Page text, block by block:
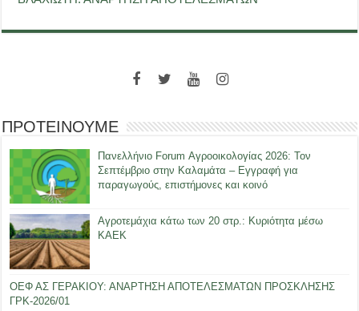
ΠΡΟΤΕΙΝΟΥΜΕ
Πανελλήνιο Forum Αγροοικολογίας 2026: Τον
Σεπτέμβριο στην Καλαμάτα – Εγγραφή για
παραγωγούς, επιστήμονες και κοινό
Αγροτεμάχια κάτω των 20 στρ.: Κυριότητα μέσω
ΚΑΕΚ
ΟΕΦ ΑΣ ΓΕΡΑΚΙΟΥ: ΑΝΑΡΤΗΣΗ ΑΠΟΤΕΛΕΣΜΑΤΩΝ ΠΡΟΣΚΛΗΣΗΣ
ΓΡΚ-2026/01